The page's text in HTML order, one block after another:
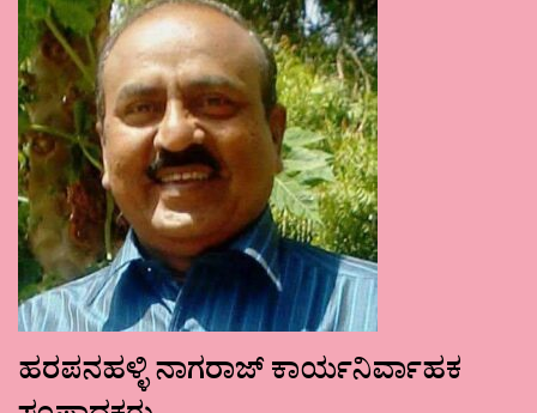
ಹರಪನಹಳ್ಳಿ ನಾಗರಾಜ್ ಕಾರ್ಯನಿರ್ವಾಹಕ